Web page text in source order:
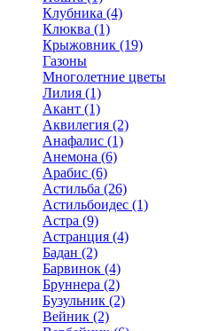
Клубника (4)
Клюква (1)
Крыжовник (19)
Газоны
Многолетние цветы
Лилия (1)
Акант (1)
Аквилегия (2)
Анафалис (1)
Анемона (6)
Арабис (6)
Астильба (26)
Астильбоидес (1)
Астра (9)
Астранция (4)
Бадан (2)
Барвинок (4)
Бруннера (2)
Бузульник (2)
Вейник (2)